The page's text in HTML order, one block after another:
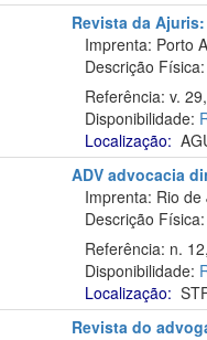
Revista da
Imprenta: Porto
Descrição Física:
Referência: v.
Disponibilidade:
Localização:
ADV advocacia
Imprenta: Rio de
Descrição Física:
Referência: n.
Disponibilidade:
Localização: STF
Revista do